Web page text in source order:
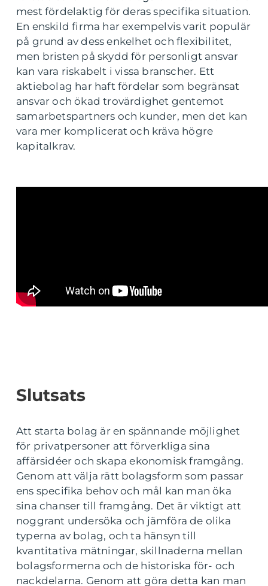
mest fördelaktig för deras specifika situation.
En enskild firma har exempelvis varit populär
på grund av dess enkelhet och flexibilitet,
men bristen på skydd för personligt ansvar
kan vara riskabelt i vissa branscher. Ett
aktiebolag har haft fördelar som begränsat
ansvar och ökad trovärdighet gentemot
samarbetspartners och kunder, men det kan
vara mer komplicerat och kräva högre
kapitalkrav.
Slutsats
Att starta bolag är en spännande möjlighet
för privatpersoner att förverkliga sina
affärsidéer och skapa ekonomisk framgång.
Genom att välja rätt bolagsform som passar
ens specifika behov och mål kan man öka
sina chanser till framgång. Det är viktigt att
noggrant undersöka och jämföra de olika
typerna av bolag, och ta hänsyn till
kvantitativa mätningar, skillnaderna mellan
bolagsformerna och de historiska för- och
nackdelarna. Genom att göra detta kan man